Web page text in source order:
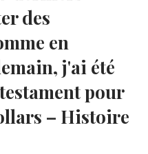
des
en
j'ai été
pour
– Histoire